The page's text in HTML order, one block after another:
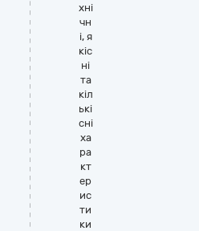
хні
чн
і, я
кіс
ні
та
кіл
ькі
сні
ха
ра
кт
ер
ис
ти
ки